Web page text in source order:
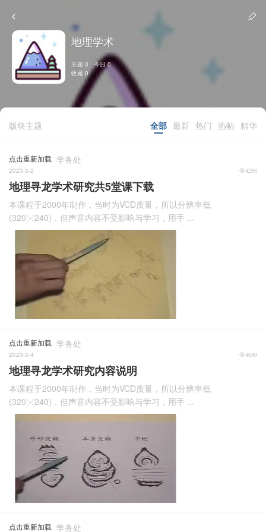
地理学术
主题 3 今日 0
收藏 0
版块主题 全部 最新 热门 热帖 精华
点击重新加载 学务处
2023-3-2 4296
地理寻龙学术研究共5堂课下载
本课程于2000年制作，当时为VCD质量，所以分辨率低
(320╳240)，但声音内容不受影响与学习，用手 ...
点击重新加载 学务处
2023-3-4 4049
地理寻龙学术研究内容说明
本课程于2000年制作，当时为VCD质量，所以分辨率低
(320╳240)，但声音内容不受影响与学习，用手 ...
点击重新加载 学务处